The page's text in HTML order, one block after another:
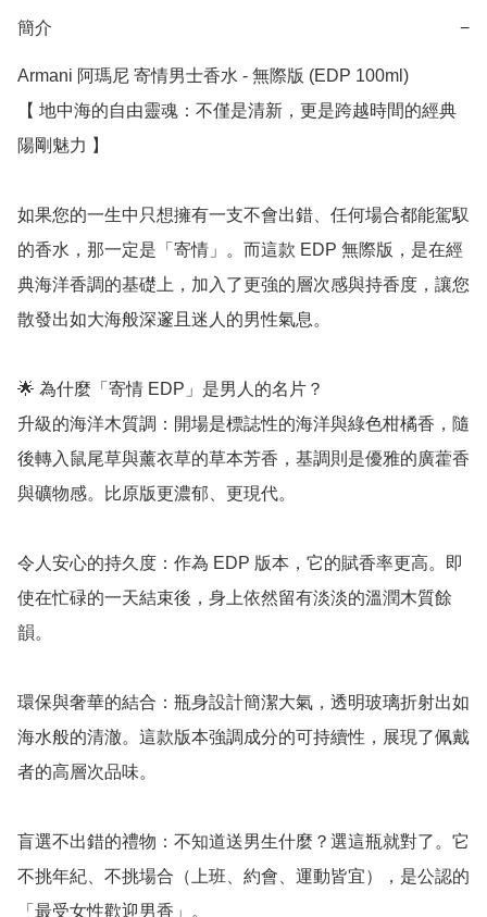
簡介 −
Armani 阿瑪尼 寄情男士香水 - 無際版 (EDP 100ml)
【 地中海的自由靈魂：不僅是清新，更是跨越時間的經典
陽剛魅力 】
如果您的一生中只想擁有一支不會出錯、任何場合都能駕馭
的香水，那一定是「寄情」。而這款 EDP 無際版，是在經
典海洋香調的基礎上，加入了更強的層次感與持香度，讓您
散發出如大海般深邃且迷人的男性氣息。
🌟 為什麼「寄情 EDP」是男人的名片？
升級的海洋木質調：開場是標誌性的海洋與綠色柑橘香，隨
後轉入鼠尾草與薰衣草的草本芳香，基調則是優雅的廣藿香
與礦物感。比原版更濃郁、更現代。
令人安心的持久度：作為 EDP 版本，它的賦香率更高。即
使在忙碌的一天結束後，身上依然留有淡淡的溫潤木質餘
韻。
環保與奢華的結合：瓶身設計簡潔大氣，透明玻璃折射出如
海水般的清澈。這款版本強調成分的可持續性，展現了佩戴
者的高層次品味。
盲選不出錯的禮物：不知道送男生什麼？選這瓶就對了。它
不挑年紀、不挑場合（上班、約會、運動皆宜），是公認的
「最受女性歡迎男香」。